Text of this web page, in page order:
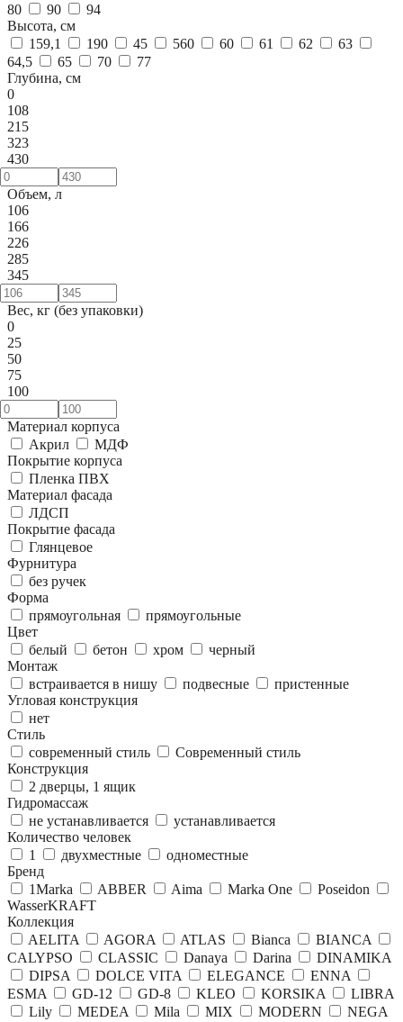
80
90
94
Высота, см
159,1
190 45 560 60 61 62
63
64,5
65 70
77
Глубина, см
0
108
215
323
430
Объем, л
106
166
226
285
345
Вес, кг (без упаковки)
0
25
50
75
100
Материал корпуса
Акрил
МДФ
Покрытие корпуса
Пленка ПВХ
Материал фасада
ЛДСП
Покрытие фасада
Глянцевое
Фурнитура
без ручек
Форма
прямоугольная
прямоугольные
Цвет
белый
бетон хром
черный
Монтаж
встраивается в нишу
подвесные
пристенные
Угловая конструкция
нет
Стиль
современный стиль
Современный стиль
Конструкция
2 дверцы, 1 ящик
Гидромассаж
не устанавливается
устанавливается
Количество человек
1
двухместные
одноместные
Бренд
1Marka
ABBER Aima Marka One
Poseidon
WasserKRAFT
Коллекция
AELITA
AGORA ATLAS Bianca
BIANCA
CALYPSO
CLASSIC Danaya Darina
DINAMIKA
DIPSA
DOLCE VITA ELEGANCE
ENNA
ESMA
GD-12 GD-8 KLEO KORSIKA
LIBRA
Lily
MEDEA Mila MIX MODERN
NEGA